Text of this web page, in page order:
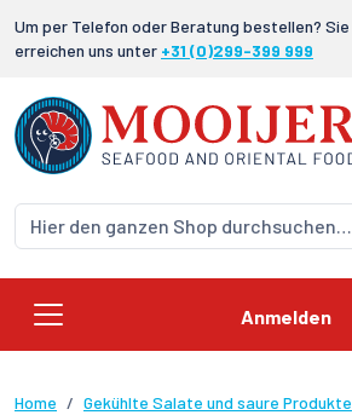
Um per Telefon oder Beratung bestellen? Sie
erreichen uns unter +31 (0)299-399 999
Anmelden
Home
Gekühlte Salate und saure Produkte